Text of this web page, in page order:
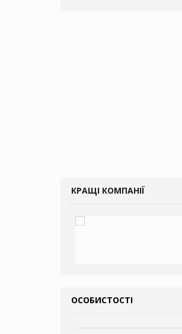
КРАЩІ КОМПАНІЇ
ОСОБИСТОСТІ